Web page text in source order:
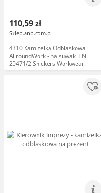
110,59 zł
Sklep.anb.com.pl
4310 Kamizelka Odblaskowa
AllroundWork - na suwak, EN
20471/2 Snickers Workwear